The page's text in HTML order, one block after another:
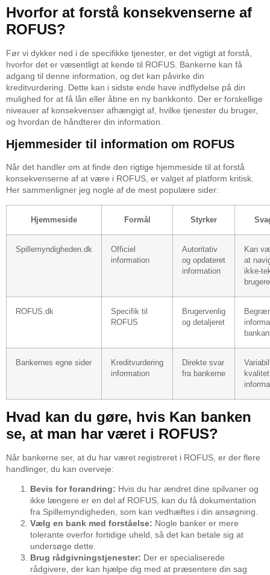
Hvorfor at forstå konsekvenserne af
ROFUS?
Før vi dykker ned i de specifikke tjenester, er det vigtigt at forstå,
hvorfor det er væsentligt at kende til ROFUS. Bankerne kan få
adgang til denne information, og det kan påvirke din
kreditvurdering. Dette kan i sidste ende have indflydelse på din
mulighed for at få lån eller åbne en ny bankkonto. Der er forskellige
niveauer af konsekvenser afhængigt af, hvilke tjenester du bruger,
og hvordan de håndterer din information.
Hjemmesider til information om ROFUS
Når det handler om at finde den rigtige hjemmeside til at forstå
konsekvenserne af at være i ROFUS, er valget af platform kritisk.
Her sammenligner jeg nogle af de mest populære sider:
Hjemmeside Formål Styrker
Spillemyndigheden.dk
Officiel
information
Autoritativ
og opdateret
information
Kan
at
ikke-
brugere
ROFUS.dk
Specifik til
ROFUS
Brugervenlig
og detaljeret
Bankernes egne sider
Kreditvurdering
information
Direkte svar
fra bankerne
Hvad kan du gøre, hvis Kan banken
se, at man har været i ROFUS?
Når bankerne ser, at du har været registreret i ROFUS, er der flere
handlinger, du kan overveje:
Bevis for forandring: Hvis du har ændret dine spilvaner og
ikke længere er en del af ROFUS, kan du få dokumentation
fra Spillemyndigheden, som kan vedhæftes i din ansøgning.
Vælg en bank med forståelse: Nogle banker er mere
tolerante overfor fortidige uheld, så det kan betale sig at
undersøge dette.
Brug rådgivningstjenester: Der er specialiserede
rådgivere, der kan hjælpe dig med at præsentere din sag